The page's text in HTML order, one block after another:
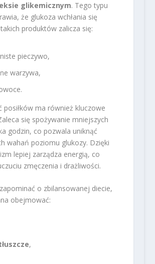
glikemicznym. Tego typu
że glukoza wchłania się
produktów zalicza się:
pieczywo,
warzywa,
posiłków ma również kluczowe
się spożywanie mniejszych
godzin, co pozwala uniknąć
wahań poziomu glukozy. Dzięki
lepiej zarządza energią, co
zmęczenia i drażliwości.
o zbilansowanej diecie,
obejmować:
,